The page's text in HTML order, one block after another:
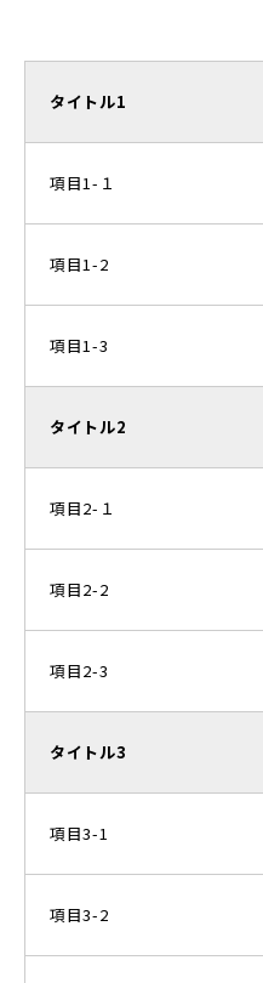
タイトル1
項目1-１
項目1-2
項目1-3
タイトル2
項目2-１
項目2-2
項目2-3
タイトル3
項目3-1
項目3-2